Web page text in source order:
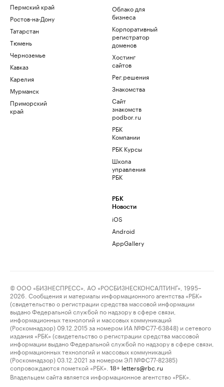
Пермский край
Ростов-на-Дону
Татарстан
Тюмень
Черноземье
Кавказ
Карелия
Мурманск
Приморский
край
Облако для
бизнеса
Корпоративный
регистратор
доменов
Хостинг
сайтов
Рег.решения
Знакомства
Сайт
знакомств
podbor.ru
РБК
Компании
РБК Курсы
Школа
управления
РБК
РБК
Новости
iOS
Android
AppGallery
© ООО «БИЗНЕСПРЕСС», АО «РОСБИЗНЕСКОНСАЛТИНГ», 1995–
2026. Сообщения и материалы информационного агентства «РБК»
(свидетельство о регистрации средства массовой информации
выдано Федеральной службой по надзору в сфере связи,
информационных технологий и массовых коммуникаций
(Роскомнадзор) 09.12.2015 за номером ИА №ФС77-63848) и сетевого
издания «РБК» (свидетельство о регистрации средства массовой
информации выдано Федеральной службой по надзору в сфере связи,
информационных технологий и массовых коммуникаций
(Роскомнадзор) 03.12.2021 за номером ЭЛ №ФС77-82385)
сопровождаются пометкой «РБК».
18+ letters@rbc.ru
Владельцем сайта является информационное агентство «РБК».